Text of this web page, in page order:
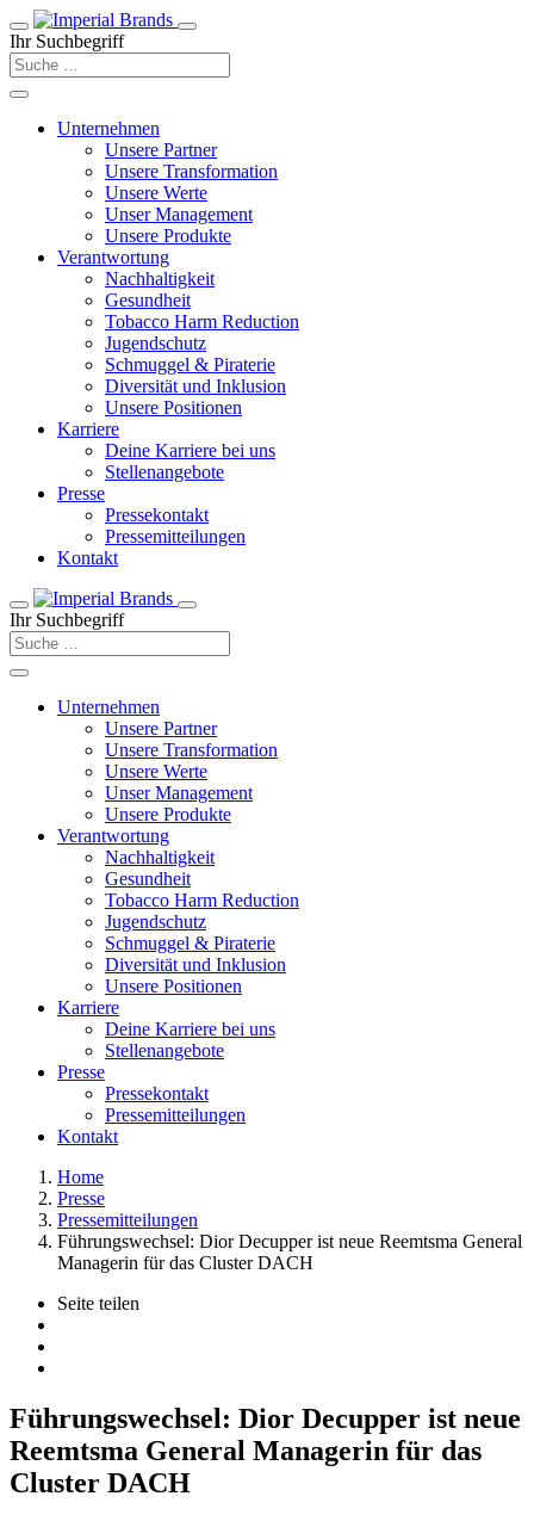
Ihr Suchbegriff
Unternehmen
Unsere Partner
Unsere Transformation
Unsere Werte
Unser Management
Unsere Produkte
Verantwortung
Nachhaltigkeit
Gesundheit
Tobacco Harm Reduction
Jugendschutz
Schmuggel & Piraterie
Diversität und Inklusion
Unsere Positionen
Karriere
Deine Karriere bei uns
Stellenangebote
Presse
Pressekontakt
Pressemitteilungen
Kontakt
Ihr Suchbegriff
Unternehmen
Unsere Partner
Unsere Transformation
Unsere Werte
Unser Management
Unsere Produkte
Verantwortung
Nachhaltigkeit
Gesundheit
Tobacco Harm Reduction
Jugendschutz
Schmuggel & Piraterie
Diversität und Inklusion
Unsere Positionen
Karriere
Deine Karriere bei uns
Stellenangebote
Presse
Pressekontakt
Pressemitteilungen
Kontakt
Home
Presse
Pressemitteilungen
Führungswechsel: Dior Decupper ist neue Reemtsma General
Managerin für das Cluster DACH
Seite teilen
Führungswechsel: Dior Decupper ist neue
Reemtsma General Managerin für das
Cluster DACH